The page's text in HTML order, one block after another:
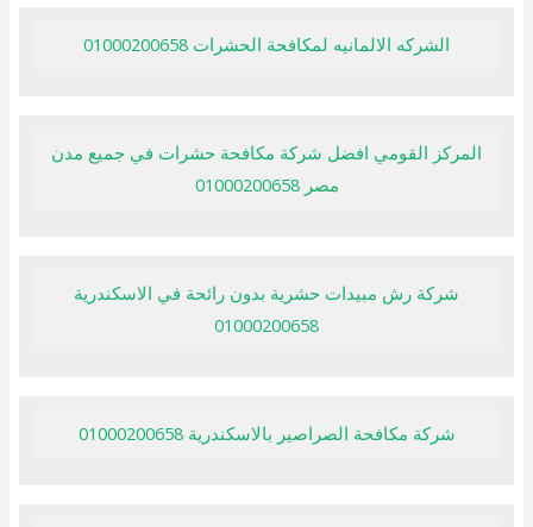
الشركه الالمانيه لمكافحة الحشرات 01000200658
المركز القومي افضل شركة مكافحة حشرات في جميع مدن
مصر 01000200658
شركة رش مبيدات حشرية بدون رائحة في الاسكندرية
01000200658
شركة مكافحة الصراصير بالاسكندرية 01000200658